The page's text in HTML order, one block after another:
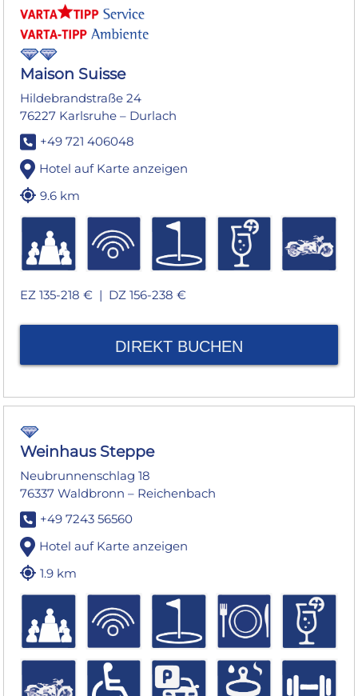
Maison Suisse
Hildebrandstraße 24
76227 Karlsruhe – Durlach
+49 721 406048
Hotel auf Karte anzeigen
9.6 km
EZ 135-218 € | DZ 156-238 €
DIREKT BUCHEN
Weinhaus Steppe
Neubrunnenschlag 18
76337 Waldbronn – Reichenbach
+49 7243 56560
Hotel auf Karte anzeigen
1.9 km